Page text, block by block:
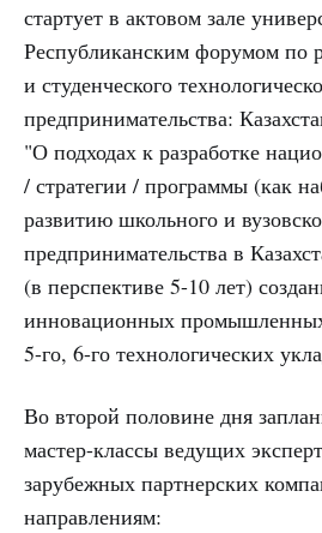
стартует в актовом зале
Республиканским форумом по
и студенческого
предпринимательства:
"О подходах к разработке
/ стратегии / программы (как
развитию школьного и
предпринимательства в
(в перспективе 5-10 лет)
инновационных
5-го, 6-го технологических
Во второй половине дня
мастер-классы ведущих
зарубежных партнерских
направлениям: